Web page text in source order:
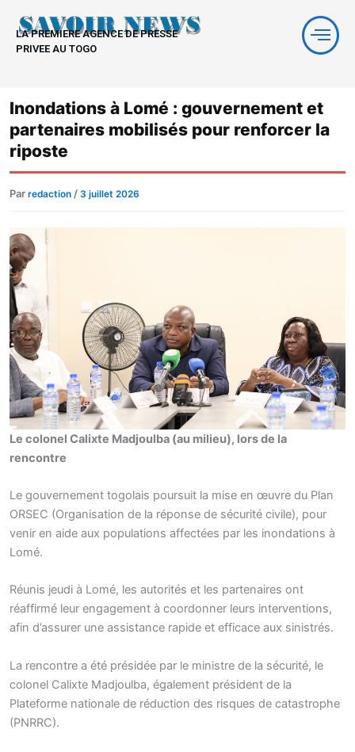
contenu
LA PREMIERE AGENCE DE PRESSE
PRIVEE AU TOGO
Inondations à Lomé : gouvernement et
partenaires mobilisés pour renforcer la
riposte
Par redaction / 3 juillet 2026
Le colonel Calixte Madjoulba (au milieu), lors de la
rencontre
Le gouvernement togolais poursuit la mise en œuvre du Plan
ORSEC (Organisation de la réponse de sécurité civile), pour
venir en aide aux populations affectées par les inondations à
Lomé.
Réunis jeudi à Lomé, les autorités et les partenaires ont
réaffirmé leur engagement à coordonner leurs interventions,
afin d’assurer une assistance rapide et efficace aux sinistrés.
La rencontre a été présidée par le ministre de la sécurité, le
colonel Calixte Madjoulba, également président de la
Plateforme nationale de réduction des risques de catastrophe
(PNRRC).